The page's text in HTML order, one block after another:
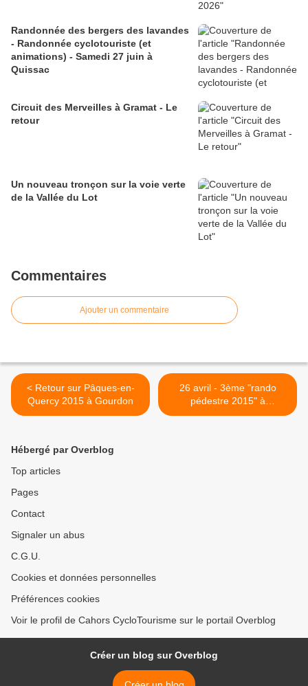
Randonnée des bergers des lavandes
- Randonnée cyclotouriste (et
animations) - Samedi 27 juin à
Quissac
Circuit des Merveilles à Gramat - Le
retour
Un nouveau tronçon sur la voie verte
de la Vallée du Lot
Commentaires
Ajouter un commentaire
< Retour sur Pâques-en-
Quercy 2015 à Gourdon
26 avril - 3ème "rando
pédestre 2015" à
Beauregard >
Hébergé par Overblog
Top articles
Pages
Contact
Signaler un abus
C.G.U.
Cookies et données personnelles
Préférences cookies
Voir le profil de Cahors CycloTourisme sur le portail Overblog
Créer un blog sur Overblog